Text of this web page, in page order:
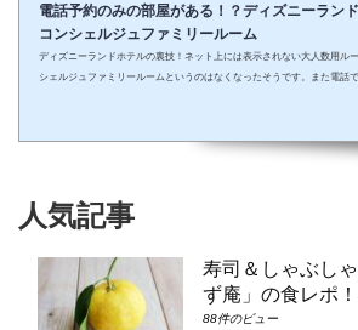
電話予約のみの部屋がある！？ディズニーラン
コンシェルジュファミリールーム
ディズニーランドホテルの裏技！ネット上には表示されない大人数用ル
シェルジュファミリールームというのはなくなったそうです。また電話で
ュ・スーペリアルーム（パークビュー）（7-8階）④コンシェルジュ・デ
人気記事
寿司＆しゃぶし
ず庵」の食レポ
88件のビュー